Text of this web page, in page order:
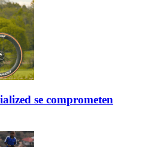
se comprometen